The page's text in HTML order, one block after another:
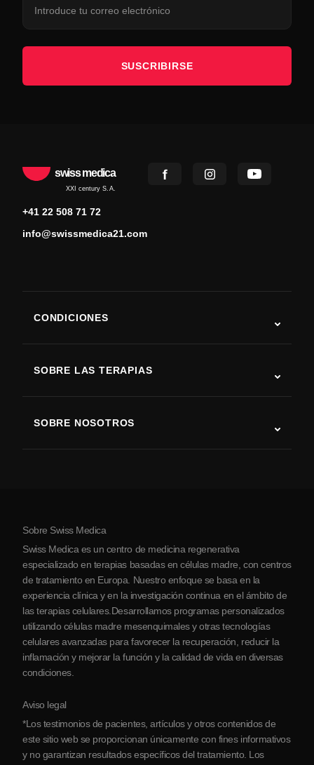
SUSCRIBIRSE
swiss medica
XXI century S.A.
+41 22 508 71 72
info@swissmedica21.com
CONDICIONES
Enfermedad de Parkinson
Artritis
SOBRE LAS TERAPIAS
SOBRE NOSOTROS
Sobre Serbia
Colaboraciones
Sobre Swiss Medica
Swiss Medica es un centro de medicina regenerativa
especializado en terapias basadas en células madre, con centros
de tratamiento en Europa. Nuestro enfoque se basa en la
experiencia clínica y en la investigación continua en el ámbito de
las terapias celulares.Desarrollamos programas personalizados
utilizando células madre mesenquimales y otras tecnologías
celulares avanzadas para favorecer la recuperación, reducir la
inflamación y mejorar la función y la calidad de vida en diversas
condiciones.
Aviso legal
*Los testimonios de pacientes, artículos y otros contenidos de
este sitio web se proporcionan únicamente con fines informativos
y no garantizan resultados específicos del tratamiento. Los